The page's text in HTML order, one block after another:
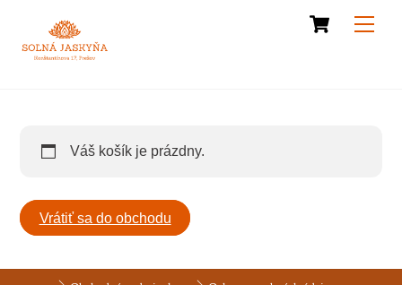
content
Cart
Váš košík je prázdny.
Vrátiť sa do obchodu